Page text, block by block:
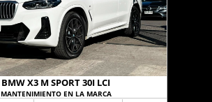
BMW X3 M SPORT 30I LCI
MANTENIMIENTO EN LA MARCA